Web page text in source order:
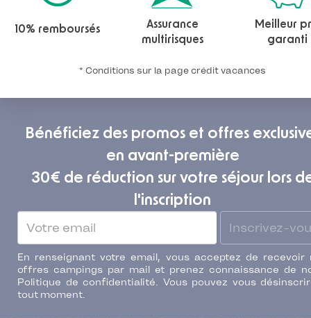
10% remboursés
Assurance
multirisques
Meilleur
garanti
* Conditions sur la page crédit vacances
Bénéficiez des promos et offres
en avant-première
30€ de réduction sur votre séjour lors
l'inscription
Inscrivez-
En renseignant votre email, vous acceptez de recevoir
offres campings par mail et prenez connaissance de
Politique de confidentialité. Vous pouvez vous
tout moment.